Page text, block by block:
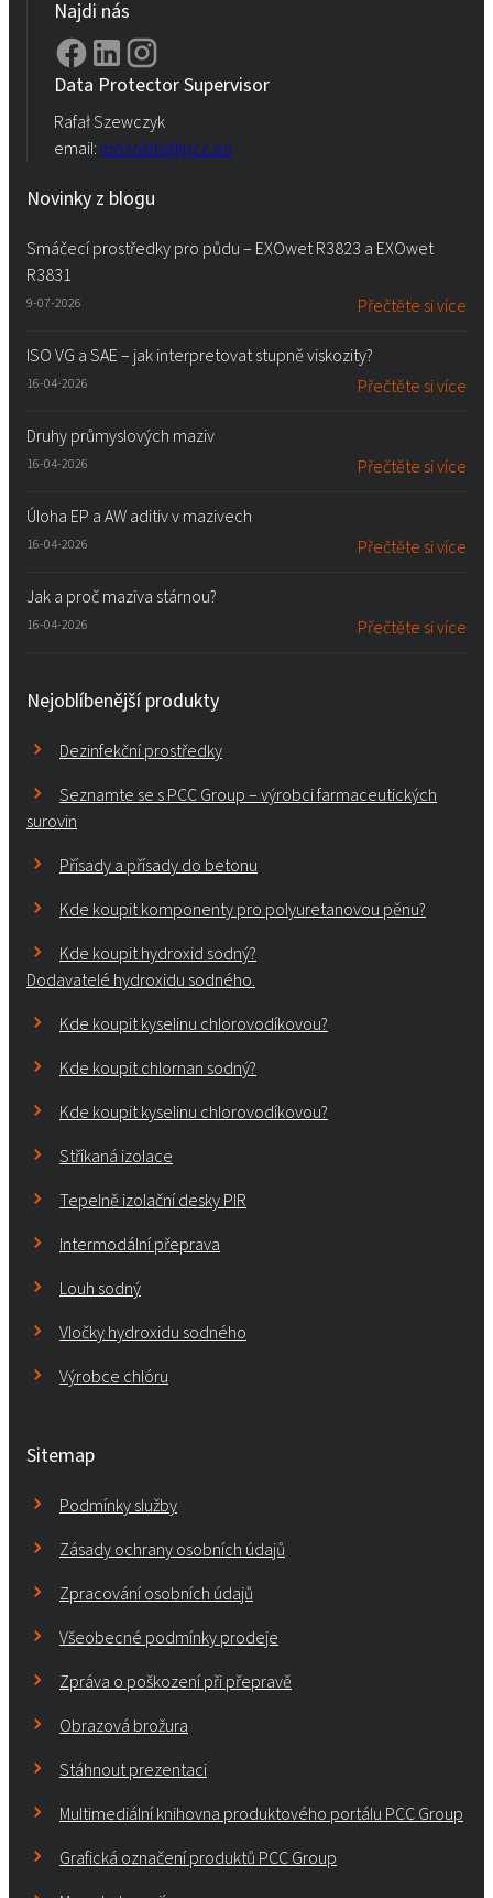
Najdi nás
Data Protector Supervisor
Rafał Szewczyk
email: iod.rokita@pcc.eu
Novinky z blogu
Smáčecí prostředky pro půdu – EXOwet R3823 a EXOwet
R3831
9-07-2026 Přečtěte si více
ISO VG a SAE – jak interpretovat stupně viskozity?
16-04-2026 Přečtěte si více
Druhy průmyslových maziv
16-04-2026 Přečtěte si více
Úloha EP a AW aditiv v mazivech
16-04-2026 Přečtěte si více
Jak a proč maziva stárnou?
16-04-2026 Přečtěte si více
Nejoblíbenější produkty
Dezinfekční prostředky
Seznamte se s PCC Group – výrobci farmaceutických
surovin
Přísady a přísady do betonu
Kde koupit komponenty pro polyuretanovou pěnu?
Kde koupit hydroxid sodný?
Dodavatelé hydroxidu sodného.
Kde koupit kyselinu chlorovodíkovou?
Kde koupit chlornan sodný?
Kde koupit kyselinu chlorovodíkovou?
Stříkaná izolace
Tepelně izolační desky PIR
Intermodální přeprava
Louh sodný
Vločky hydroxidu sodného
Výrobce chlóru
Sitemap
Podmínky služby
Zásady ochrany osobních údajů
Zpracování osobních údajů
Všeobecné podmínky prodeje
Zpráva o poškození při přepravě
Obrazová brožura
Stáhnout prezentaci
Multimediální knihovna produktového portálu PCC Group
Grafická označení produktů PCC Group